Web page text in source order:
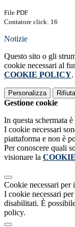
File PDF
Contatore click: 16
Notizie
Questo sito o gli
cookie necessari al
COOKIE POLICY.
Personalizza
Gestione cookie
In questa schermata
I cookie necessari
piattaforma e non è
Per conoscere quali
visionare la
Cookie necessari per
I cookie necessari
disabilitati. È
policy.